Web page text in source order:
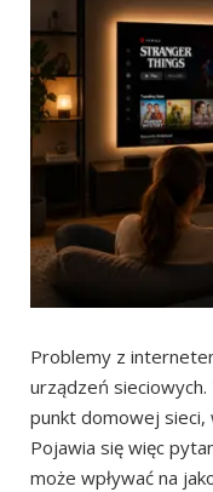
Problemy z
urządzeń
punkt domowej sieci,
Pojawia się więc
może wpływać na